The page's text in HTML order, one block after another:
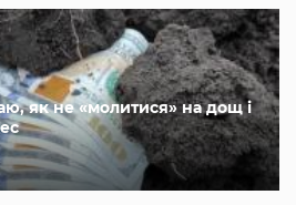
як не «молитися» на дощ і